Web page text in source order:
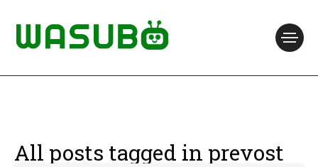
All posts tagged in prevost